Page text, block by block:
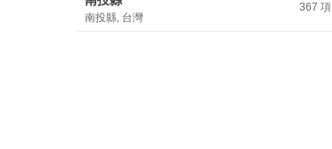
南投縣, 台灣
367 項